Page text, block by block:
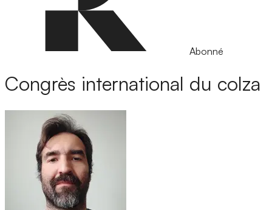
Abonné
Congrès international du colza